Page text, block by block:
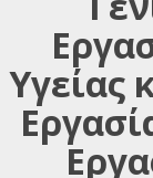
Υγείας